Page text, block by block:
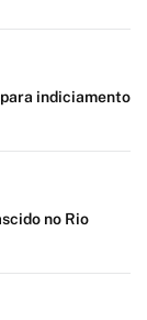
indiciamento
no Rio